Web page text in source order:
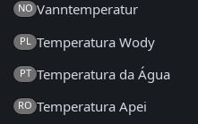
NO Vanntemperatur
PL Temperatura Wody
PT Temperatura da Água
RO Temperatura Apei